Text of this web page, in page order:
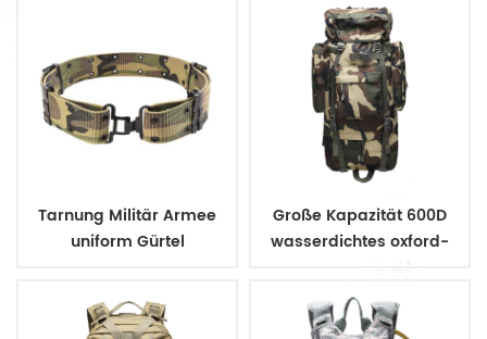
Tarnung Militär Armee
uniform Gürtel
Große Kapazität 600D
wasserdichtes oxford-
taktischen Rucksack für
die Jagd camping